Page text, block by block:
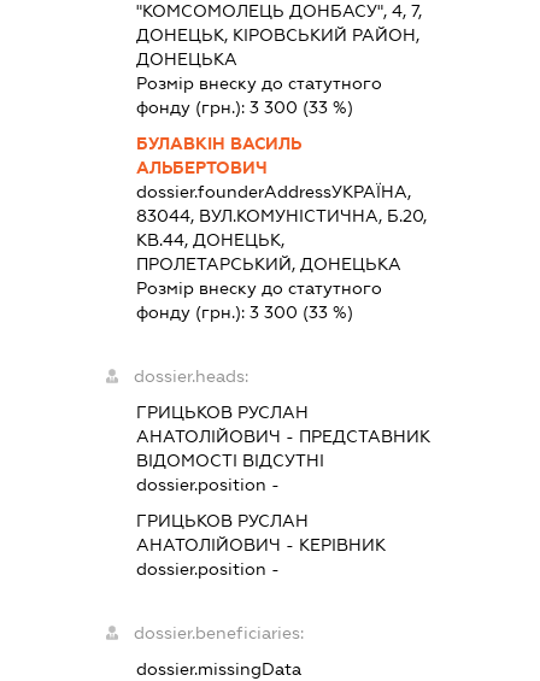
"КОМСОМОЛЕЦЬ ДОНБАСУ", 4, 7,
ДОНЕЦЬК, КІРОВСЬКИЙ РАЙОН,
ДОНЕЦЬКА
Розмір внеску до статутного
фонду (грн.):3 300 (33 %)
БУЛАВКІН ВАСИЛЬ
АЛЬБЕРТОВИЧ
dossier.founderAddressУКРАЇНА,
83044, ВУЛ.КОМУНІСТИЧНА, Б.20,
КВ.44, ДОНЕЦЬК,
ПРОЛЕТАРСЬКИЙ, ДОНЕЦЬКА
Розмір внеску до статутного
фонду (грн.):3 300 (33 %)
dossier.heads:
ГРИЦЬКОВ РУСЛАН
АНАТОЛІЙОВИЧ - ПРЕДСТАВНИК
ВІДОМОСТІ ВІДСУТНІ
dossier.position -
ГРИЦЬКОВ РУСЛАН
АНАТОЛІЙОВИЧ - КЕРІВНИК
dossier.position -
dossier.beneficiaries:
dossier.missingData